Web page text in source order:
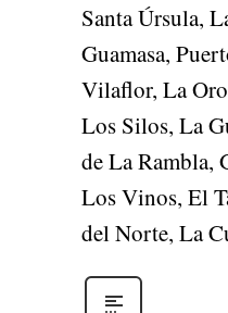
Santa Úrsula,
Guamasa,
Vilaflor, La
Los Silos, La
de La Rambla,
Los Vinos, El
del Norte, La